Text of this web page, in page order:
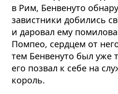
в Рим, Бенвенуто
завистники добились
и даровал ему
Помпео, сердцем от
тем Бенвенуто был уже
его позвал к себе на
король.